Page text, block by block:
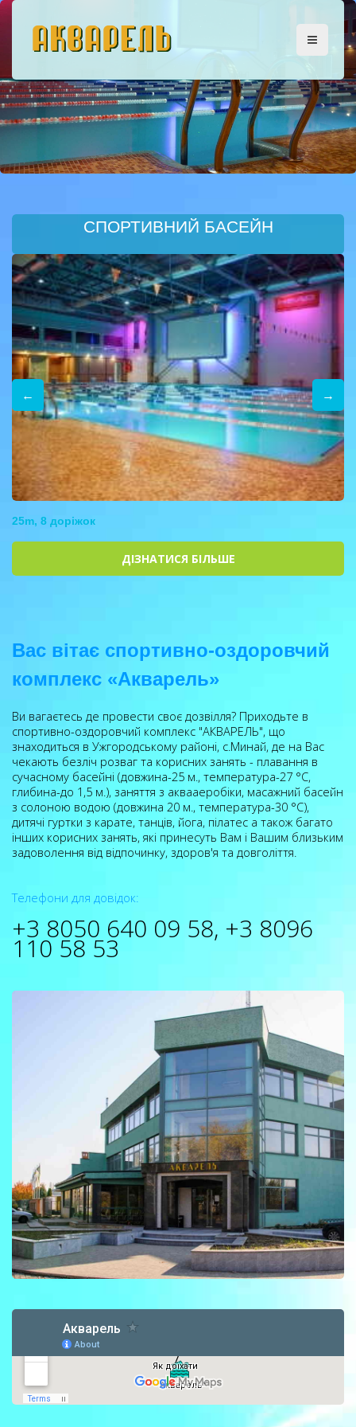
СПОРТИВНИЙ БАСЕЙН
25m, 8 доріжок
ДІЗНАТИСЯ БІЛЬШЕ
← →
Вас вітає спортивно-оздоровчий
комплекс «Акварель»
Ви вагаєтесь де провести своє дозвілля? Приходьте в
спортивно-оздоровчий комплекс "АКВАРЕЛЬ", що
знаходиться в Ужгородському районі, с.Минай, де на Вас
чекають безліч розваг та корисних занять - плавання в
сучасному басейні (довжина-25 м., температура-27 °С,
глибина-до 1,5 м.), заняття з аквааеробіки, масажний басейн
з солоною водою (довжина 20 м., температура-30 °С),
дитячі гуртки з карате, танців, йога, пілатес а також багато
інших корисних занять, які принесуть Вам і Вашим близьким
задоволення від відпочинку, здоров'я та довголіття.
Телефони для довідок:
+3 8050 640 09 58, +3 8096
110 58 53